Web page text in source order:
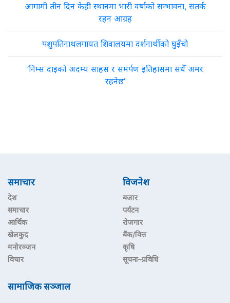
आगामी तीन दिन केही स्थानमा भारी वर्षाको सम्भावना, सतर्क
रहन आग्रह
पशुपतिनाथलगायत शिवालयमा दर्शनार्थीको घुइँचो
‘निम्स दाइको अदम्य साहस र समर्पण इतिहासमा सधैँ अमर
रहनेछ’
समाचार
देश
समाचार
आर्थिक
खेलकुद
मनोरञ्जन
विचार
विजनेश
बजार
पर्यटन
रोजगार
बैंक/वित्त
कृषि
सूचना–प्रविधि
सामाजिक सञ्जाल